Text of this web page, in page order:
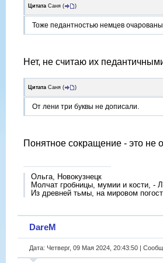
Цитата Саня ( )
Тоже педантностью немцев
Нет, не считаю их
Цитата Саня ( )
От лени три буквы не дописали.
Понятное сокращение - это не
Ольга, Новокузнецк
Молчат гробницы, мумии и кости, -
Из древней тьмы, на мировом
DareM
Дата: Четверг, 09 Мая 2024, 20:43:50 |